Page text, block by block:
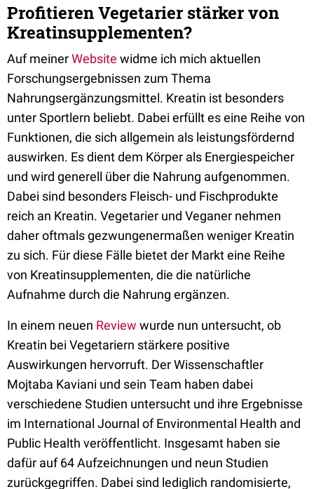
Profitieren Vegetarier stärker von
Kreatinsupplementen?
Auf meinerWebsite widme ich mich aktuellen
Forschungsergebnissen zum Thema
Nahrungsergänzungsmittel. Kreatin ist besonders
unter Sportlern beliebt. Dabei erfüllt es eine Reihe von
Funktionen, die sich allgemein als leistungsfördernd
auswirken. Es dient dem Körper als Energiespeicher
und wird generell über die Nahrung aufgenommen.
Dabei sind besonders Fleisch- und Fischprodukte
reich an Kreatin. Vegetarier und Veganer nehmen
daher oftmals gezwungenermaßen weniger Kreatin
zu sich. Für diese Fälle bietet der Markt eine Reihe
von Kreatinsupplementen, die die natürliche
Aufnahme durch die Nahrung ergänzen.
In einem neuen Review wurde nun untersucht, ob
Kreatin bei Vegetariern stärkere positive
Auswirkungen hervorruft. Der Wissenschaftler
Mojtaba Kaviani und sein Team haben dabei
verschiedene Studien untersucht und ihre Ergebnisse
im International Journal of Environmental Health and
Public Health veröffentlicht. Insgesamt haben sie
dafür auf 64 Aufzeichnungen und neun Studien
zurückgegriffen. Dabei sind lediglich randomisierte,